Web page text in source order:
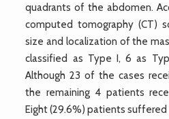
quadrants of the abdomen.
computed tomography (CT)
size and localization of the
classified as Type I, 6 as
Although 23 of the cases
the remaining 4 patients
Eight (29.6%) patients